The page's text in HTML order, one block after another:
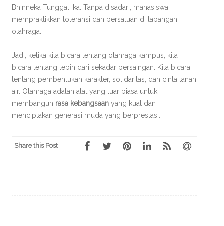
Bhinneka Tunggal Ika. Tanpa disadari, mahasiswa
mempraktikkan toleransi dan persatuan di lapangan
olahraga.
Jadi, ketika kita bicara tentang olahraga kampus, kita
bicara tentang lebih dari sekadar persaingan. Kita bicara
tentang pembentukan karakter, solidaritas, dan cinta tanah
air. Olahraga adalah alat yang luar biasa untuk
membangun rasa kebangsaan yang kuat dan
menciptakan generasi muda yang berprestasi.
Share this Post